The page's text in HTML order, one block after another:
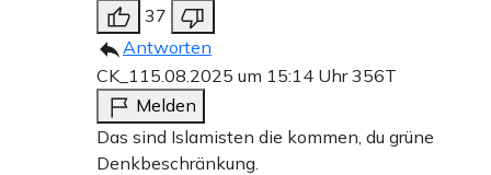
37
Antworten
CK_1 15.08.2025 um 15:14 Uhr356T
Melden
Das sind Islamisten die kommen, du grüne
Denkbeschränkung.